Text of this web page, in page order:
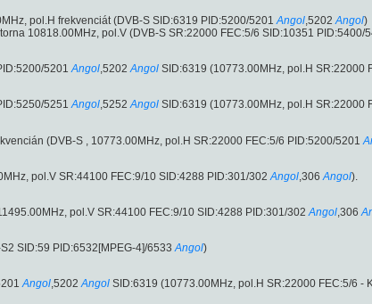
pol.H frekvenciát (DVB-S SID:6319 PID:5200/5201 Angol,5202 Angol)
10818.00MHz, pol.V (DVB-S SR:22000 FEC:5/6 SID:10351 PID:5400/
5201 Angol,5202 Angol SID:6319 (10773.00MHz, pol.H SR:22000
5251 Angol,5252 Angol SID:6319 (10773.00MHz, pol.H SR:22000
(DVB-S , 10773.00MHz, pol.H SR:22000 FEC:5/6 PID:5200/5201
pol.V SR:44100 FEC:9/10 SID:4288 PID:301/302 Angol,306 Angol).
pol.V SR:44100 FEC:9/10 SID:4288 PID:301/302 Angol,306
SID:59 PID:6532[MPEG-4]/6533 Angol)
Angol,5202 Angol SID:6319 (10773.00MHz, pol.H SR:22000 FEC:5/6 -